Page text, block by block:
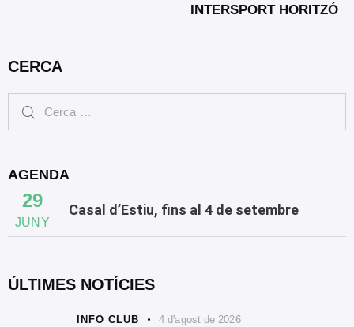
INTERSPORT HORITZÓ
CERCA
AGENDA
29
JUNY
Casal d’Estiu, fins al 4 de setembre
ÚLTIMES NOTÍCIES
INFO CLUB 4 d'agost de 2026